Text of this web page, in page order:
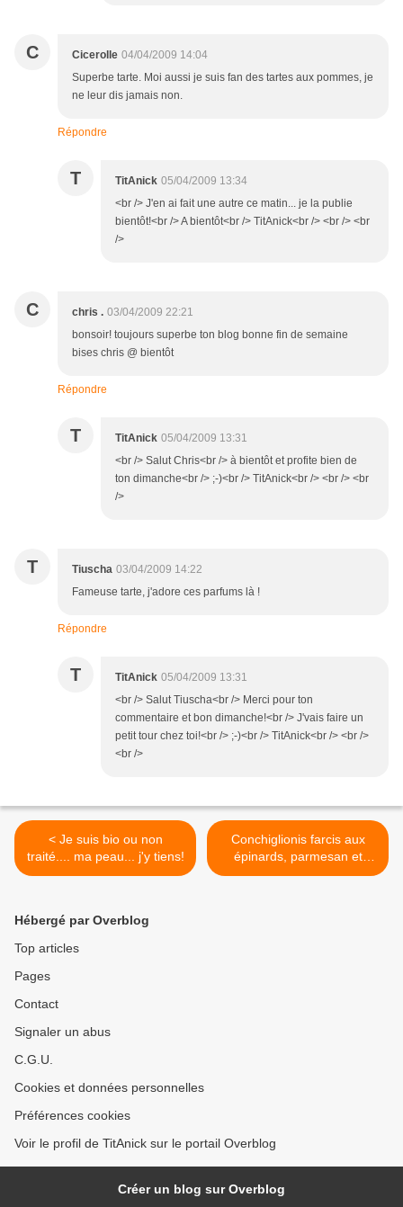
C Cicerolle 04/04/2009 14:04
Superbe tarte. Moi aussi je suis fan des tartes aux pommes, je
ne leur dis jamais non.
Répondre
T TitAnick 05/04/2009 13:34
<br /> J'en ai fait une autre ce matin... je la publie
bientôt!<br /> A bientôt<br /> TitAnick<br /> <br /> <br
/>
C chris . 03/04/2009 22:21
bonsoir! toujours superbe ton blog bonne fin de semaine
bises chris @ bientôt
Répondre
T TitAnick 05/04/2009 13:31
<br /> Salut Chris<br /> à bientôt et profite bien de
ton dimanche<br /> ;-)<br /> TitAnick<br /> <br /> <br
/>
T Tiuscha 03/04/2009 14:22
Fameuse tarte, j'adore ces parfums là !
Répondre
T TitAnick 05/04/2009 13:31
<br /> Salut Tiuscha<br /> Merci pour ton
commentaire et bon dimanche!<br /> J'vais faire un
petit tour chez toi!<br /> ;-)<br /> TitAnick<br /> <br />
<br />
< Je suis bio ou non
traité.... ma peau... j'y tiens!
Conchiglionis farcis aux
épinards, parmesan et
ricotta à la sauce tomates >
Hébergé par Overblog
Top articles
Pages
Contact
Signaler un abus
C.G.U.
Cookies et données personnelles
Préférences cookies
Voir le profil de TitAnick sur le portail Overblog
Créer un blog sur Overblog